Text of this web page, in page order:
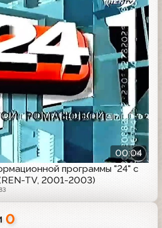
00:04
программы "24" с
TV, 2001-2003)
0